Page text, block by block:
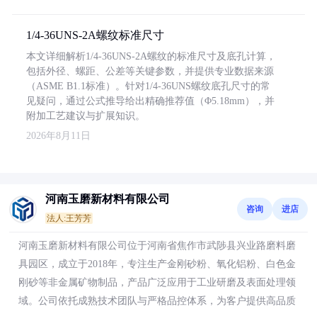
1/4-36UNS-2A螺纹标准尺寸
本文详细解析1/4-36UNS-2A螺纹的标准尺寸及底孔计算，
包括外径、螺距、公差等关键参数，并提供专业数据来源
（ASME B1.1标准）。针对1/4-36UNS螺纹底孔尺寸的常
见疑问，通过公式推导给出精确推荐值（Φ5.18mm），并
附加工艺建议与扩展知识。
2026年8月11日
河南玉磨新材料有限公司
法人:王芳芳
咨询 进店
河南玉磨新材料有限公司位于河南省焦作市武陟县兴业路磨料磨
具园区，成立于2018年，专注生产金刚砂粉、氧化铝粉、白色金
刚砂等非金属矿物制品，产品广泛应用于工业研磨及表面处理领
域。公司依托成熟技术团队与严格品控体系，为客户提供高品质